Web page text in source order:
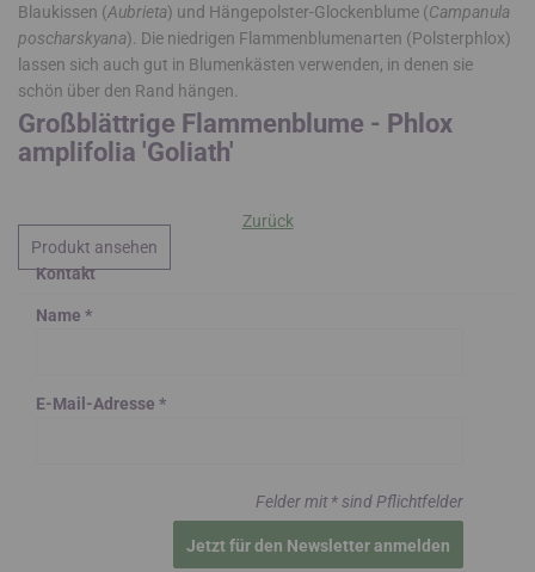
Blaukissen (Aubrieta) und Hängepolster-Glockenblume (Campanula
poscharskyana). Die niedrigen Flammenblumenarten (Polsterphlox)
lassen sich auch gut in Blumenkästen verwenden, in denen sie
schön über den Rand hängen.
Großblättrige Flammenblume - Phlox
amplifolia 'Goliath'
Zurück
Produkt ansehen
Kontakt
Name *
E-Mail-Adresse *
Felder mit * sind Pflichtfelder
Jetzt für den Newsletter anmelden